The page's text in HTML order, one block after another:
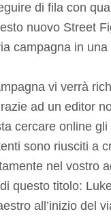
di fila con
nuovo Street
campagna in
vi verrà
ad un editor
cercare online
sono riusciti a
nel vostro
questo titolo:
all’inizio del